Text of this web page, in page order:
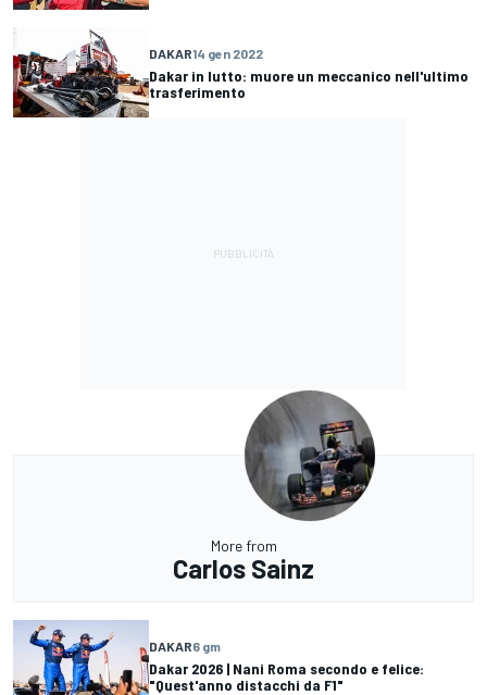
DAKAR14 gen 2022
Dakar in lutto: muore un meccanico nell'ultimo
trasferimento
More from
Carlos Sainz
DAKAR6 gm
Dakar 2026 | Nani Roma secondo e felice:
"Quest'anno distacchi da F1"